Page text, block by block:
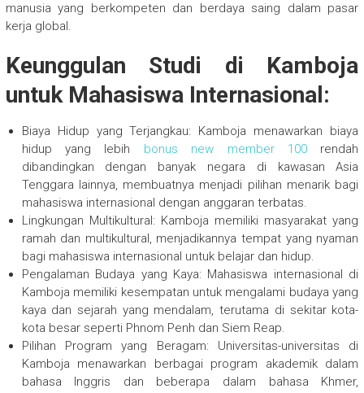
manusia yang berkompeten dan berdaya saing dalam pasar
kerja global.
Keunggulan Studi di Kamboja
untuk Mahasiswa Internasional:
Biaya Hidup yang Terjangkau: Kamboja menawarkan biaya
hidup yang lebih bonus new member 100rendah
dibandingkan dengan banyak negara di kawasan Asia
Tenggara lainnya, membuatnya menjadi pilihan menarik bagi
mahasiswa internasional dengan anggaran terbatas.
Lingkungan Multikultural: Kamboja memiliki masyarakat yang
ramah dan multikultural, menjadikannya tempat yang nyaman
bagi mahasiswa internasional untuk belajar dan hidup.
Pengalaman Budaya yang Kaya: Mahasiswa internasional di
Kamboja memiliki kesempatan untuk mengalami budaya yang
kaya dan sejarah yang mendalam, terutama di sekitar kota-
kota besar seperti Phnom Penh dan Siem Reap.
Pilihan Program yang Beragam: Universitas-universitas di
Kamboja menawarkan berbagai program akademik dalam
bahasa Inggris dan beberapa dalam bahasa Khmer,